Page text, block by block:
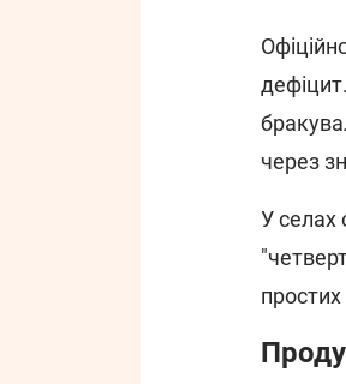
через
У селах